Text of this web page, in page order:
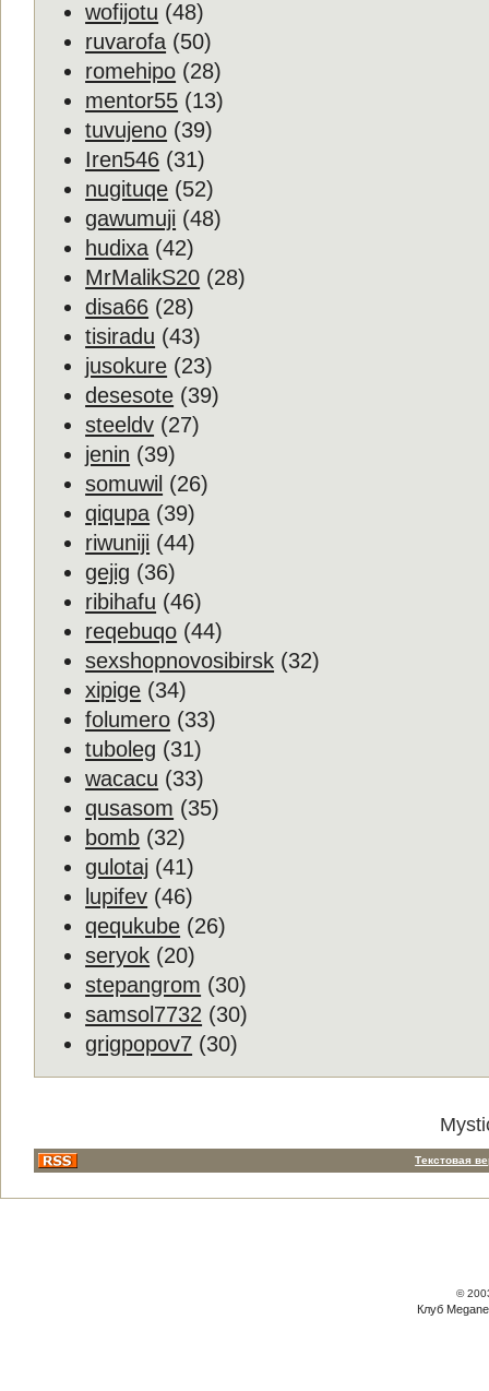
wofijotu (48)
ruvarofa (50)
romehipo (28)
mentor55 (13)
tuvujeno (39)
Iren546 (31)
nugituqe (52)
gawumuji (48)
hudixa (42)
MrMalikS20 (28)
disa66 (28)
tisiradu (43)
jusokure (23)
desesote (39)
steeldv (27)
jenin (39)
somuwil (26)
qiqupa (39)
riwuniji (44)
gejig (36)
ribihafu (46)
reqebuqo (44)
sexshopnovosibirsk (32)
xipige (34)
folumero (33)
tuboleg (31)
wacacu (33)
qusasom (35)
bomb (32)
gulotaj (41)
lupifev (46)
qequkube (26)
seryok (20)
stepangrom (30)
samsol7732 (30)
grigpopov7 (30)
Текстовая
©
Клуб